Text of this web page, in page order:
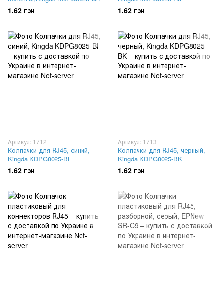
1.62 грн 1.62 грн
Артикул: 1712
Колпачки для RJ45, синий,
Kingda KDPG8025-Bl
1.62 грн
Артикул: 1713
Колпачки для RJ45, черный,
Kingda KDPG8025-BK
1.62 грн